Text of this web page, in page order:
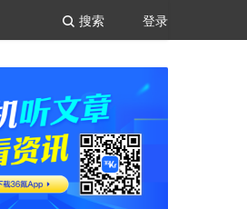
登录
搜索